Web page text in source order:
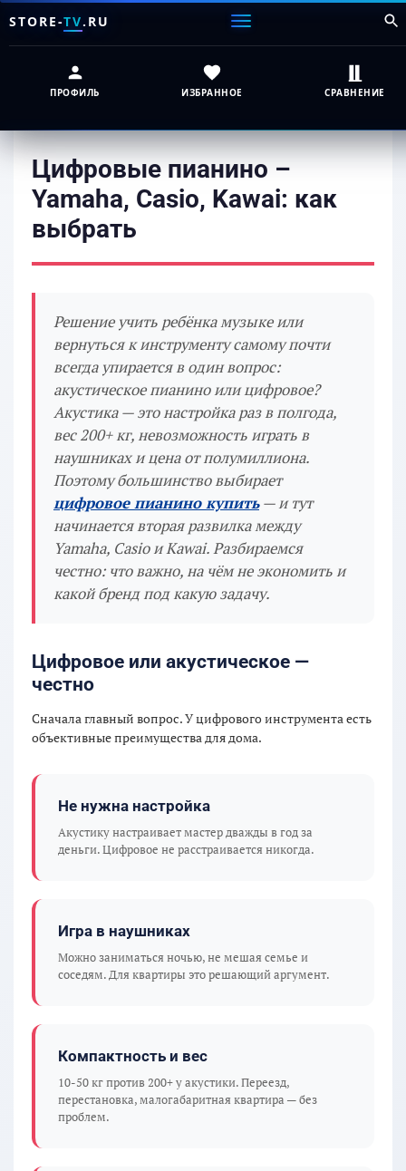
STORE-TV.RU
ПРОФИЛЬ ИЗБРАННОЕ СРАВНЕНИЕ
Цифровые пианино –
Yamaha, Casio, Kawai: как
выбрать
Решение учить ребёнка музыке или
вернуться к инструменту самому почти
всегда упирается в один вопрос:
акустическое пианино или цифровое?
Акустика — это настройка раз в полгода,
вес 200+ кг, невозможность играть в
наушниках и цена от полумиллиона.
Поэтому большинство выбирает
цифровое пианино купить— и тут
начинается вторая развилка между
Yamaha, Casio и Kawai. Разбираемся
честно: что важно, на чём не экономить и
какой бренд под какую задачу.
Цифровое или акустическое —
честно
Сначала главный вопрос. У цифрового инструмента есть
объективные преимущества для дома.
Не нужна настройка
Акустику настраивает мастер дважды в год за
деньги. Цифровое не расстраивается никогда.
Игра в наушниках
Можно заниматься ночью, не мешая семье и
соседям. Для квартиры это решающий аргумент.
Компактность и вес
10-50 кг против 200+ у акустики. Переезд,
перестановка, малогабаритная квартира — без
проблем.